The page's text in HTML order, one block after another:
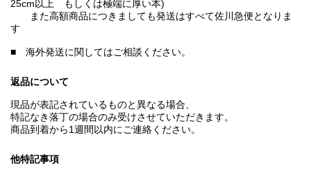
25cm以上 もしくは極端に厚い本)
また高額商品につきましても発送はすべて佐川急便となりま
す
■ 海外発送に関してはご相談ください。
返品について
現品が表記されているものと異なる場合、
特記なき落丁の場合のみ受けさせていただきます。
商品到着から1週間以内にご連絡ください。
他特記事項